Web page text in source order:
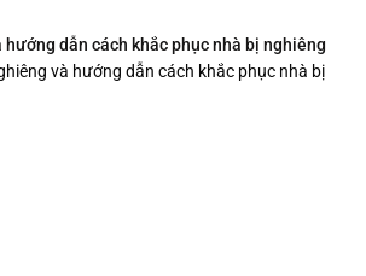
dẫn cách khắc phục nhà bị nghiêng
và hướng dẫn cách khắc phục nhà bị